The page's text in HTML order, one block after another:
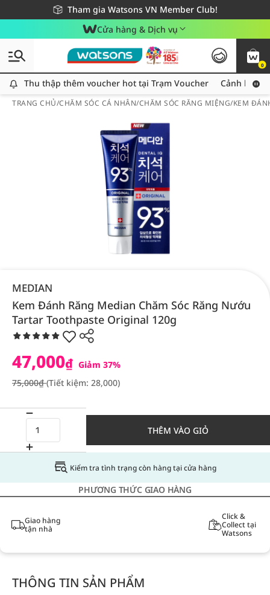
Tham gia Watsons VN Member Club!
Miễn phí giao hàng cho đơn hàng từ 249,000Đ
Giao hàng nhanh 24h - Áp dụng khu vực TP. Hồ Chí Minh
Cửa hàng & Dịch vụ
0
Thu thập thêm voucher hot tại Trạm Voucher
Thu thập thêm voucher hot tại Trạm Voucher Cảnh báo
TRANG CHỦ/CHĂM SÓC CÁ NHÂN/CHĂM SÓC RĂNG MIỆNG/KEM
MEDIAN
Kem Đánh Răng Median Chăm Sóc Răng Nướu
Tartar Toothpaste Original 120g
47,000₫ Giảm 37%
75,000₫(Tiết kiệm: 28,000)
THÊM VÀO GIỎ
Kiểm tra tình trạng còn hàng tại cửa hàng
PHƯƠNG THỨC GIAO HÀNG
Giao hàng
tận nhà
Click &
Collect tại
Watsons
THÔNG TIN SẢN PHẨM